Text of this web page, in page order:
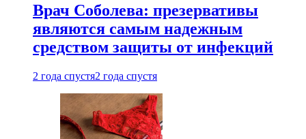
Врач Соболева: презервативы
являются самым надежным
средством защиты от инфекций
2 года спустя2 года спустя